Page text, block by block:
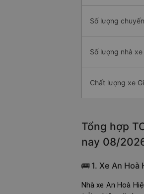
Số lượng
Số lượng nhà
Chất lượng xe
Tổng hợp
nay 08/
🚌 1. Xe An Hoà
Nhà xe An Hoà